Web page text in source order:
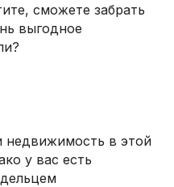
93
сможете забрать
выгодное
недвижимость в этой
у вас есть